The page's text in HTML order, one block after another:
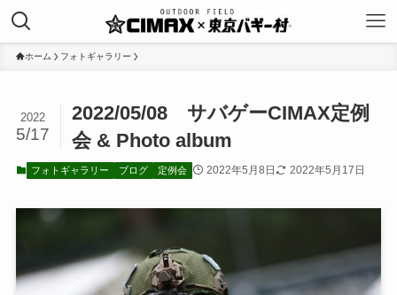
ホーム フォトギャラリー
2022/05/08 サバゲーCIMAX定例
会 & Photo album
2022
5/17
フォトギャラリー ブログ 定例会 2022年5月8日 2022年5月17日